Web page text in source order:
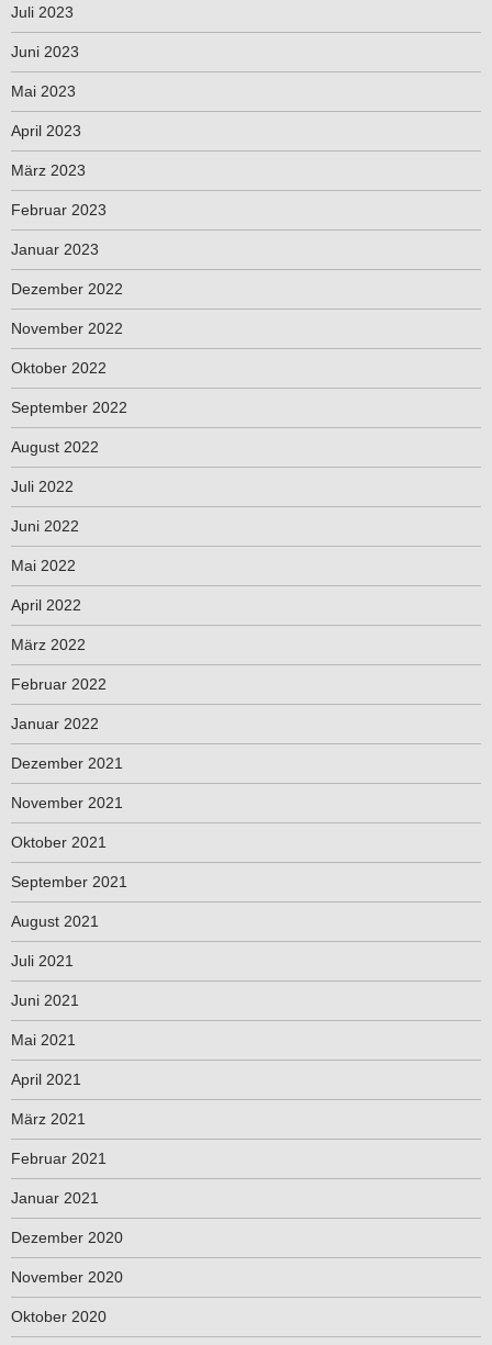
Juli 2023
Juni 2023
Mai 2023
April 2023
März 2023
Februar 2023
Januar 2023
Dezember 2022
November 2022
Oktober 2022
September 2022
August 2022
Juli 2022
Juni 2022
Mai 2022
April 2022
März 2022
Februar 2022
Januar 2022
Dezember 2021
November 2021
Oktober 2021
September 2021
August 2021
Juli 2021
Juni 2021
Mai 2021
April 2021
März 2021
Februar 2021
Januar 2021
Dezember 2020
November 2020
Oktober 2020